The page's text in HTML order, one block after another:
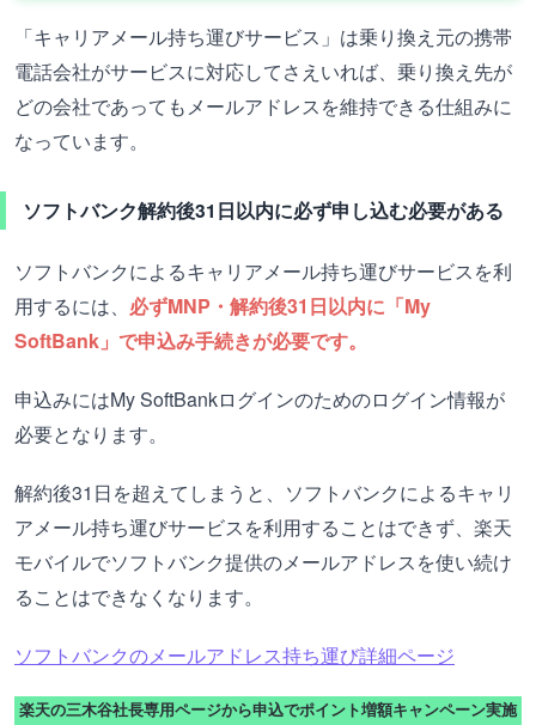
「キャリアメール持ち運びサービス」は乗り換え元の携帯
電話会社がサービスに対応してさえいれば、乗り換え先が
どの会社であってもメールアドレスを維持できる仕組みに
なっています。
ソフトバンク解約後31日以内に必ず申し込む必要がある
ソフトバンクによるキャリアメール持ち運びサービスを利
用するには、 必ずMNP・解約後31日以内に「My
SoftBank」で申込み手続きが必要です。
申込みにはMy SoftBankログインのためのログイン情報が
必要となります。
解約後31日を超えてしまうと、ソフトバンクによるキャリ
アメール持ち運びサービスを利用することはできず、楽天
モバイルでソフトバンク提供のメールアドレスを使い続け
ることはできなくなります。
ソフトバンクのメールアドレス持ち運び詳細ページ
楽天の三木谷社長専用ページから申込でポイント増額キャンペーン実施